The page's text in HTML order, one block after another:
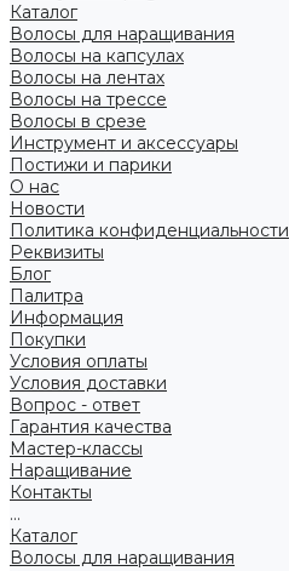
Каталог
Волосы для наращивания
Волосы на капсулах
Волосы на лентах
Волосы на трессе
Волосы в срезе
Инструмент и аксессуары
Постижи и парики
О нас
Новости
Политика конфиденциальности
Реквизиты
Блог
Палитра
Информация
Покупки
Условия оплаты
Условия доставки
Вопрос - ответ
Гарантия качества
Мастер-классы
Наращивание
Контакты
...
Каталог
Волосы для наращивания